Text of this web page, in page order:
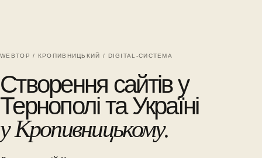
WEBTOP / КРОПИВНИЦЬКИЙ / DIGITAL-СИСТЕМА
Створення сайтів у
Тернополі та Україні
у Кропивницькому.